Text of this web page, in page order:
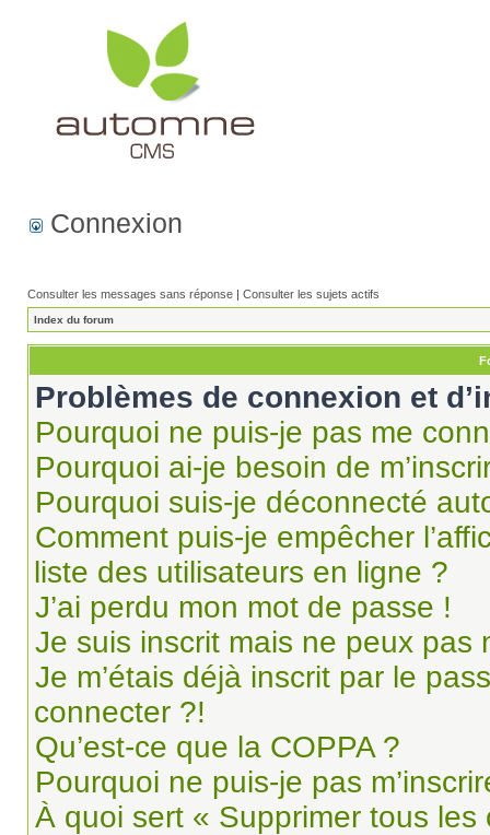
Connexion
Consulter les messages sans réponse | Consulter les sujets actifs
Index du forum
Problèmes de connexion et
Pourquoi ne puis-je pas me
Pourquoi ai-je besoin de
Pourquoi suis-je déconnecté
Comment puis-je empêcher
liste des utilisateurs en ligne ?
J’ai perdu mon mot de passe !
Je suis inscrit mais ne peux pas
Je m’étais déjà inscrit par le
connecter ?!
Qu’est-ce que la COPPA ?
Pourquoi ne puis-je pas
À quoi sert « Supprimer tous